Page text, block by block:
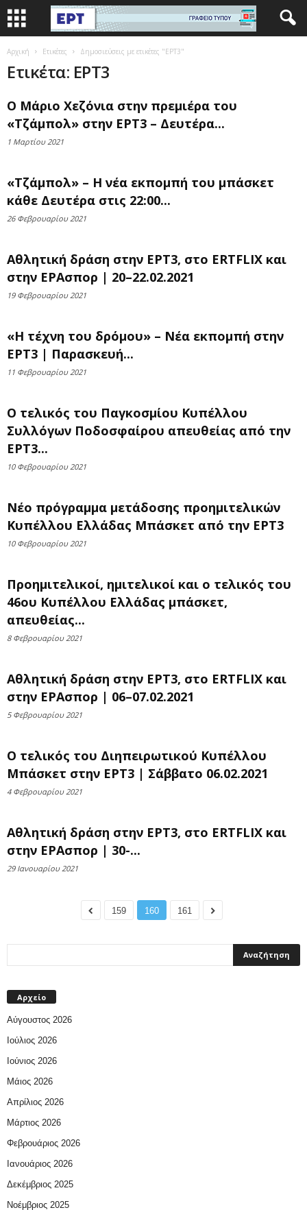
Αρχική Ετικέτες Δημοσιεύσεις με ετικέτες "ΕΡΤ3"
Ετικέτα: ΕΡΤ3
Ο Μάριο Χεζόνια στην πρεμιέρα του
«Τζάμπολ» στην ΕΡΤ3 – Δευτέρα...
1 Μαρτίου 2021
«Τζάμπολ» – Η νέα εκπομπή του μπάσκετ
κάθε Δευτέρα στις 22:00...
26 Φεβρουαρίου 2021
Αθλητική δράση στην ΕΡΤ3, στο ERTFLIX και
στην ΕΡΑσπορ | 20–22.02.2021
19 Φεβρουαρίου 2021
«Η τέχνη του δρόμου» – Νέα εκπομπή στην
ΕΡΤ3 | Παρασκευή...
11 Φεβρουαρίου 2021
Ο τελικός του Παγκοσμίου Κυπέλλου
Συλλόγων Ποδοσφαίρου απευθείας από την
ΕΡΤ3...
10 Φεβρουαρίου 2021
Νέο πρόγραμμα μετάδοσης προημιτελικών
Κυπέλλου Ελλάδας Μπάσκετ από την ΕΡΤ3
10 Φεβρουαρίου 2021
Προημιτελικοί, ημιτελικοί και ο τελικός του
46ου Κυπέλλου Ελλάδας μπάσκετ,
απευθείας...
8 Φεβρουαρίου 2021
Αθλητική δράση στην ΕΡΤ3, στο ERTFLIX και
στην ΕΡΑσπορ | 06–07.02.2021
5 Φεβρουαρίου 2021
Ο τελικός του Διηπειρωτικού Κυπέλλου
Μπάσκετ στην ΕΡΤ3 | Σάββατο 06.02.2021
4 Φεβρουαρίου 2021
Αθλητική δράση στην ΕΡΤ3, στο ERTFLIX και
στην ΕΡΑσπορ | 30-...
29 Ιανουαρίου 2021
159 160 161
Αρχείο
Αύγουστος 2026
Ιούλιος 2026
Ιούνιος 2026
Μάιος 2026
Απρίλιος 2026
Μάρτιος 2026
Φεβρουάριος 2026
Ιανουάριος 2026
Δεκέμβριος 2025
Νοέμβριος 2025